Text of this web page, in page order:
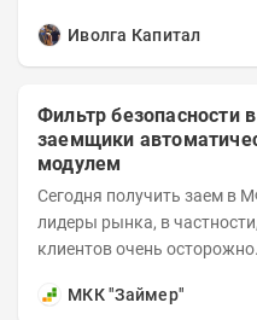
Иволга Капитал
Фильтр безопасности
заемщики
модулем
Сегодня получить заем в
лидеры рынка, в
клиентов очень осторожно. 📌 По данным с начала 2026
МКК "Займер"